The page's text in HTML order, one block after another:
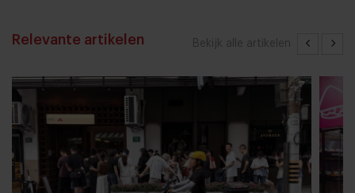
Bekijk alle artikelen
Relevante artikelen